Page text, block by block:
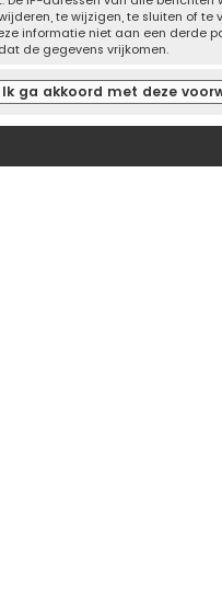
te wijzigen, te sluiten of
informatie niet aan een derde
de gegevens vrijkomen.